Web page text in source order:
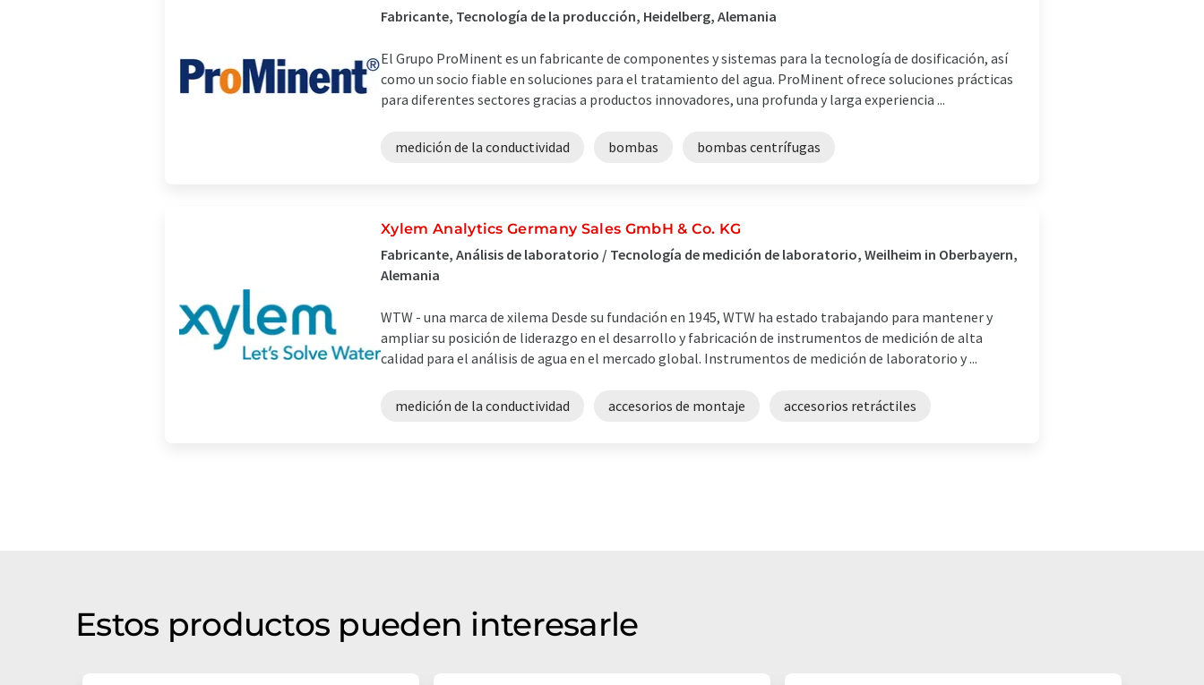
Fabricante, Tecnología de la producción, Heidelberg, Alemania
El Grupo ProMinent es un fabricante de componentes y sistemas para la tecnología de dosificación, así
como un socio fiable en soluciones para el tratamiento del agua. ProMinent ofrece soluciones prácticas
para diferentes sectores gracias a productos innovadores, una profunda y larga experiencia ...
medición de la conductividad bombas bombas centrífugas
Xylem Analytics Germany Sales GmbH & Co. KG
Fabricante, Análisis de laboratorio / Tecnología de medición de laboratorio, Weilheim in Oberbayern,
Alemania
WTW - una marca de xilema Desde su fundación en 1945, WTW ha estado trabajando para mantener y
ampliar su posición de liderazgo en el desarrollo y fabricación de instrumentos de medición de alta
calidad para el análisis de agua en el mercado global. Instrumentos de medición de laboratorio y ...
medición de la conductividad accesorios de montaje accesorios retráctiles
Estos productos pueden interesarle